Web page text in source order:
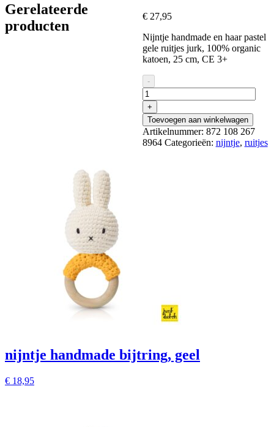
€27,95
Nijntje handmade en haar pastel
gele ruitjes jurk, 100% organic
katoen, 25 cm, CE 3+
-
handmade
en
haar
pastel
gele
ruitjes
+
Toevoegen aan winkelwagen
Artikelnummer: 872 108 267
8964 Categorieën: nijntje, ruitjes
Gerelateerde
producten
nijntje handmade bijtring, geel
€ 18,95